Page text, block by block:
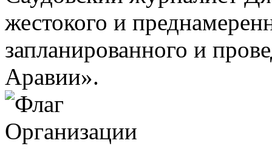
жестокого и
запланированного и
Аравии».